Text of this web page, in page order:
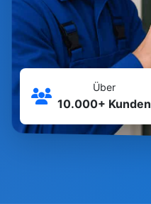
Über
10.000+ Kunden